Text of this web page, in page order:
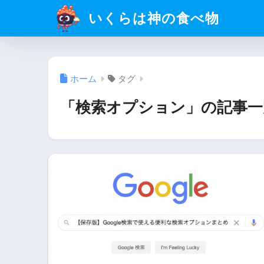
いくらは神の食べ物
ホーム タグ
「検索オプション」の記事